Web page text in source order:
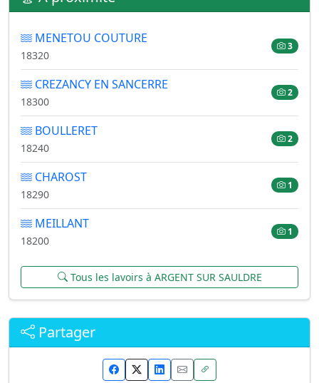
MENETOU COUTURE
18320
3
CREZANCY EN SANCERRE
18300
2
BOULLERET
18240
2
CHAROST
18290
1
MEILLANT
18200
1
Tous les lavoirs à ARGENT SUR SAULDRE
Partager